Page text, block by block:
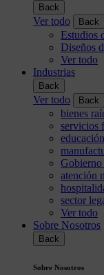
Back
Ver todo Back
Estudios
Diseños
Ver todo
Industrias
Back
Ver todo Back
bienes
servicios
Gobierno
atención
sector
Ver todo
Sobre Nosotros
Back
Sobre Nosotros